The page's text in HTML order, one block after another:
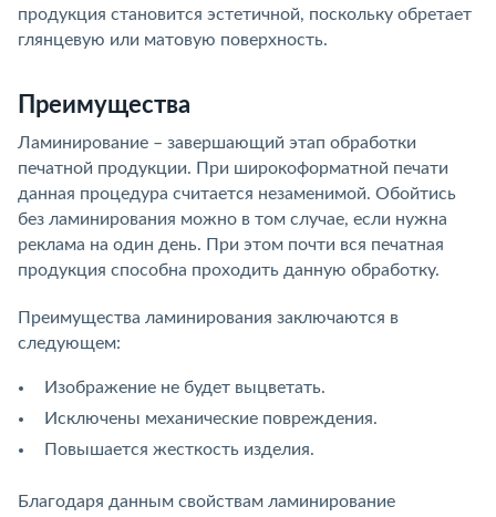
продукция становится эстетичной, поскольку обретает
глянцевую или матовую поверхность.
Преимущества
Ламинирование – завершающий этап обработки
печатной продукции. При широкоформатной печати
данная процедура считается незаменимой. Обойтись
без ламинирования можно в том случае, если нужна
реклама на один день. При этом почти вся печатная
продукция способна проходить данную обработку.
Преимущества ламинирования заключаются в
следующем:
Изображение не будет выцветать.
Исключены механические повреждения.
Повышается жесткость изделия.
Благодаря данным свойствам ламинирование